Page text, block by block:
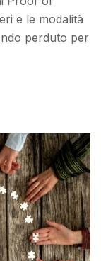
e le modalità
perduto per